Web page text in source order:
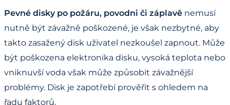
Pevné disky po požáru, povodni či záplavě nemusí
nutně být závažně poškozené, je však nezbytné, aby
takto zasažený disk uživatel nezkoušel zapnout. Může
být poškozena elektronika disku, vysoká teplota nebo
vniknuvší voda však může způsobit závažnější
problémy. Disk je zapotřebí prověřit s ohledem na
řadu faktorů.